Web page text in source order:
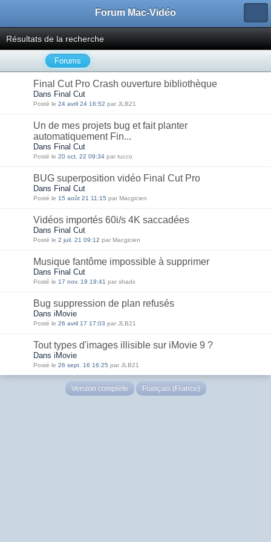
Forum Mac-Vidéo
Résultats de la recherche
Forums
Final Cut Pro Crash ouverture bibliothèque
Dans Final Cut
Posté le 24 avril 24 16:52 par JLB21
Un de mes projets bug et fait planter
automatiquement Fin...
Dans Final Cut
Posté le 20 oct. 22 09:34 par tucco
BUG superposition vidéo Final Cut Pro
Dans Final Cut
Posté le 15 août 21 11:15 par Macgicien
Vidéos importés 60i/s 4K saccadées
Dans Final Cut
Posté le 2 juil. 21 09:12 par Macgicien
Musique fantôme impossible à supprimer
Dans Final Cut
Posté le 17 nov. 19 19:41 par shadx
Bug suppression de plan refusés
Dans iMovie
Posté le 26 avril 17 17:03 par JLB21
Tout types d'images illisible sur iMovie 9 ?
Dans iMovie
Posté le 26 sept. 16 16:25 par JLB21
Version complète Français (France)